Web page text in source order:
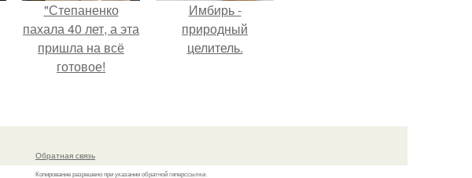
"Степаненко
пахала 40 лет, а эта
пришла на всё
готовое!
Имбирь -
природный
целитель.
Обратная связь
Копирование разрешено при указании обратной гиперссылки.